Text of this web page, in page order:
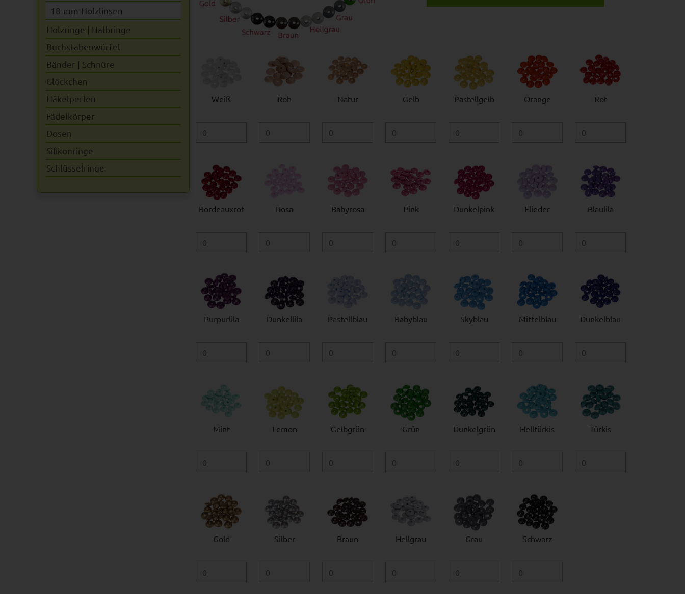
Weiß Roh Natur Gelb Pastellgelb Orange Rot
Bordeauxrot Rosa Babyrosa Pink Dunkelpink Flieder Blaulila
Purpurlila Dunkellila Pastellblau Babyblau Skyblau Mittelblau Dunkelblau
Mint Lemon Gelbgrün Grün Dunkelgrün Helltürkis Türkis
Gold Silber Braun Hellgrau Grau Schwarz
18-mm-Holzlinsen
Holzringe | Halbringe
Buchstabenwürfel
Bänder | Schnüre
Glöckchen
Häkelperlen
Fädelkörper
Dosen
Silikonringe
Schlüsselringe